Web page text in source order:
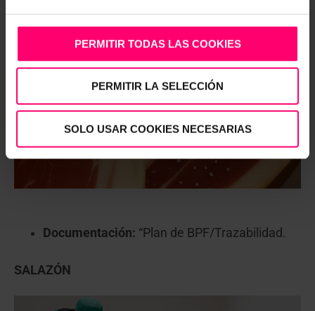
PERMITIR TODAS LAS COOKIES
PERMITIR LA SELECCIÓN
SOLO USAR COOKIES NECESARIAS
Documentación: “Plan de BPF/Trazabilidad.
SALAZÓN